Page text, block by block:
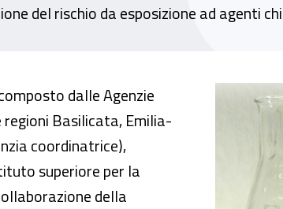
del rischio da esposizione ad agenti
Liguria, una guida contro i
dalle Agenzie
Basilicata, Emilia-
coordinatrice),
superiore per la
della